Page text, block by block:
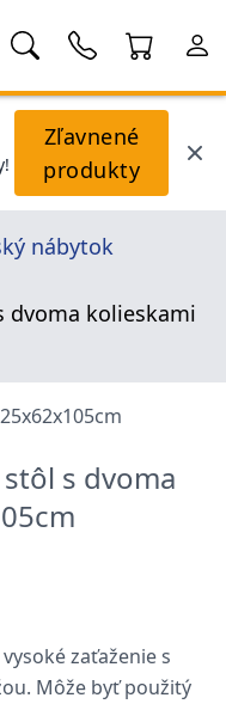
Zľavnené
produkty
nábytok
dvoma kolieskami
s dvoma
zaťaženie s
Môže byť použitý